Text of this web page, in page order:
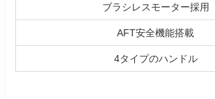
ブラシレスモーター採用
AFT安全機能搭載
4タイプのハンドル